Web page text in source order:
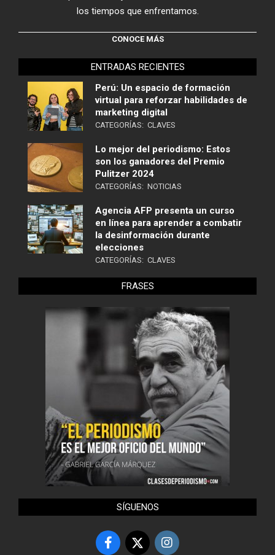
los tiempos que enfrentamos.
CONOCE MÁS
ENTRADAS RECIENTES
Perú: Un espacio de formación
virtual para reforzar habilidades de
marketing digital
CATEGORÍAS: CLAVES
Lo mejor del periodismo: Estos
son los ganadores del Premio
Pulitzer 2024
CATEGORÍAS: NOTICIAS
Agencia AFP presenta un curso
en línea para aprender a combatir
la desinformación durante
elecciones
CATEGORÍAS: CLAVES
FRASES
SÍGUENOS